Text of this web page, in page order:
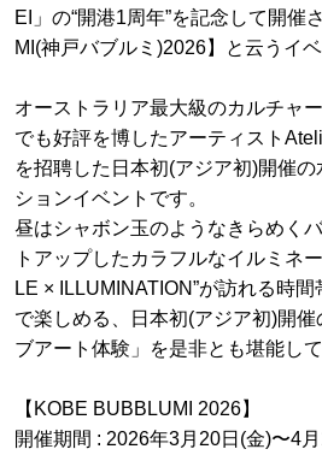
EI」の“開港1周年”を記念して開催
MI(神戸バブルミ)2026】と云うイ
オーストラリア最大級のカルチャ
でも好評を博したアーティスト
を招聘した日本初(アジア初)開催
ションイベントです。
昼はシャボン玉のようなきらめく
トアップしたカラフルなイルミネ
LE × ILLUMINATION”が訪れる時
で楽しめる、日本初(アジア初)開
ブアート体験」を是非とも堪能して
【KOBE BUBBLUMI 2026】
開催期間 : 2026年3月20日(金)〜4